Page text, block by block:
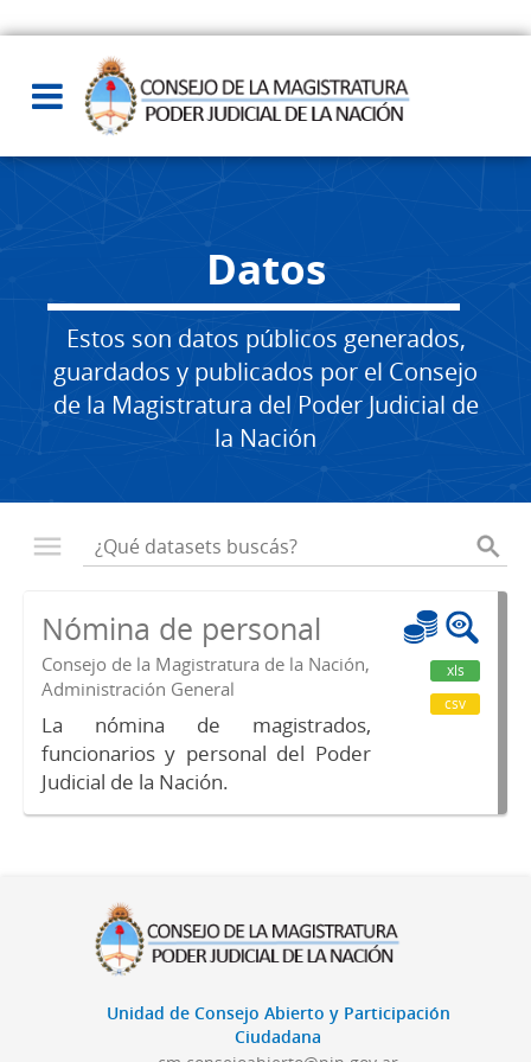
Datos
Estos son datos públicos generados,
guardados y publicados por el Consejo
de la Magistratura del Poder Judicial de
la Nación
Nómina de personal
Consejo de la Magistratura de la Nación,
Administración General
La nómina de magistrados,
funcionarios y personal del Poder
Judicial de la Nación.
xls
csv
Unidad de Consejo Abierto y Participación
Ciudadana